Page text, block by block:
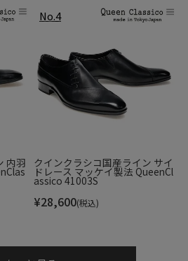
の参考サイズ目安でございま
って表記サイズの寸法は異なり
内羽 クインクラシコ国産ライン サイ
ドレース マッケイ製法 QueenCl
assico 41003S
¥28,600(税込)